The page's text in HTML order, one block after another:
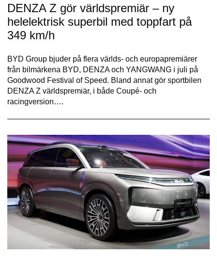
DENZA Z gör världspremiär – ny
helelektrisk superbil med toppfart på
349 km/h
BYD Group bjuder på flera världs- och europapremiärer
från bilmärkena BYD, DENZA och YANGWANG i juli på
Goodwood Festival of Speed. Bland annat gör sportbilen
DENZA Z världspremiär, i både Coupé- och
racingversion….